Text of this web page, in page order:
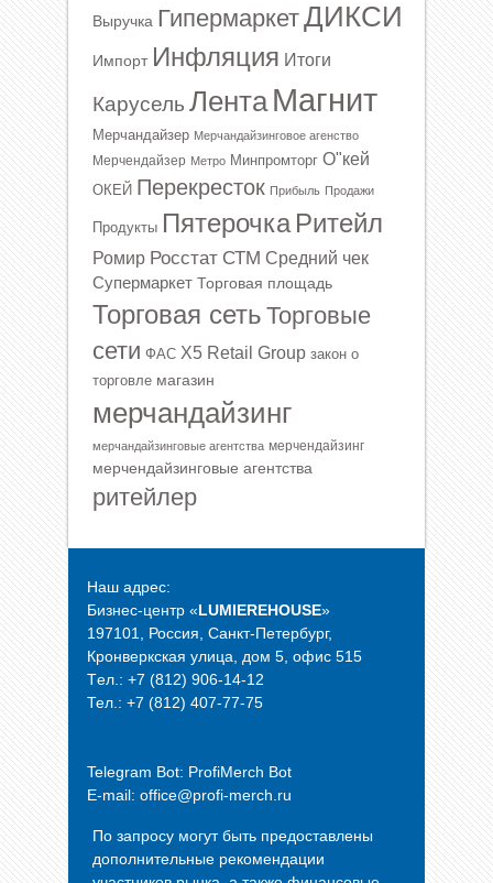
Выручка ГипермаркетДИКСИ
Импорт Инфляция Итоги
Карусель Лента Магнит
Мерчандайзер Мерчандайзинговое агенство
Мерчендайзер Метро Минпромторг О"кей
ОКЕЙ Перекресток Прибыль Продажи
Продукты Пятерочка Ритейл
Ромир Росстат СТМ Средний чек
Супермаркет Торговая площадь
Торговая сеть Торговые
сети ФАС Х5 Retail Group закон о
торговле магазин
мерчандайзинг
мерчандайзинговые агентства мерчендайзинг
мерчендайзинговые агентства
ритейлер
Наш адрес:
Бизнес-центр «LUMIEREHOUSE»
197101, Россия, Санкт-Петербург,
Кронверкская улица, дом 5, офис 515
Tел.: +7 (812) 906-14-12
Тел.: +7 (812) 407-77-75
Telegram Bot: ProfiMerch Bot
E-mail: office@profi-merch.ru
По запросу могут быть предоставлены
дополнительные рекомендации